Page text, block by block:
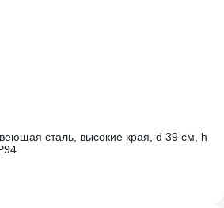
сталь, высокие края, d 39 см, h